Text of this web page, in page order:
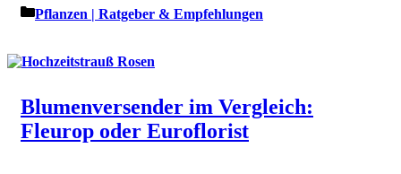
Kategorien
Pflanzen | Ratgeber & Empfehlungen
Blumenversender im Vergleich:
Fleurop oder Euroflorist